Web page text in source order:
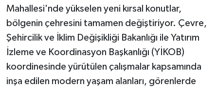
Mahallesi'nde yükselen yeni kırsal konutlar,
bölgenin çehresini tamamen değiştiriyor. Çevre,
Şehircilik ve İklim Değişikliği Bakanlığı ile Yatırım
İzleme ve Koordinasyon Başkanlığı (YİKOB)
koordinesinde yürütülen çalışmalar kapsamında
inşa edilen modern yaşam alanları, görenlerde